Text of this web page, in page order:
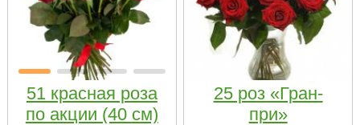
51 красная роза
по акции (40 см)
25 роз «Гран-
при»